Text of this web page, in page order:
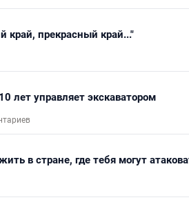
край, прекрасный край..."
лет управляет экскаватором
в стране, где тебя могут